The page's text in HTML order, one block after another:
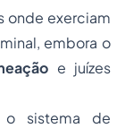
onde exerciam
embora o
e juízes
sistema de